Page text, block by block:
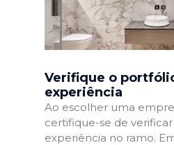
Verifique o
experiência
Ao escolher uma
certifique-se de
experiência no ramo.